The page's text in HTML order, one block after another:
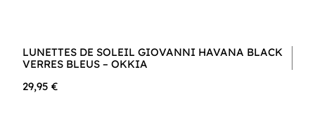
LUNETTES DE SOLEIL GIOVANNI HAVANA BLACK
VERRES BLEUS – OKKIA
29,95 €